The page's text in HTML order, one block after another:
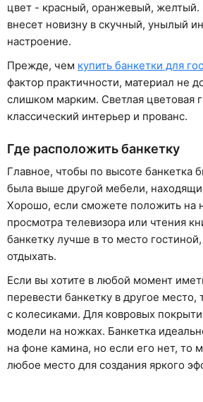
цвет - красный, оранжевый, желтый.
внесет новизну в скучный, унылый
настроение.
Прежде, чем купить банкетки для
фактор практичности, материал не
слишком марким. Светлая цветовая
классический интерьер и прованс.
Где расположить банкетку
Главное, чтобы по высоте банкетка
была выше другой мебели,
Хорошо, если сможете положить на
просмотра телевизора или чтения
банкетку лучше в то место
отдыхать.
Если вы хотите в любой момент
перевести банкетку в другое
с колесиками. Для ковровых
модели на ножках. Банкетка
на фоне камина, но если его нет, то
любое место для создания яркого